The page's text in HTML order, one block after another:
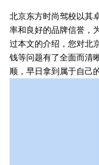
北京东方时尚驾校以其
率和良好的品牌信誉，
过本文的介绍，您对北
钱等问题有了全面而清
顺，早日拿到属于自己